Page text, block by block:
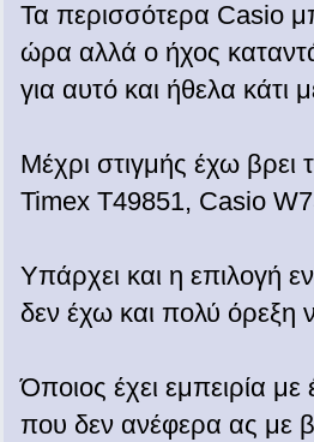
Τα περισσότερα Casio
ώρα αλλά ο ήχος
για αυτό και ήθελα κάτι
Μέχρι στιγμής έχω βρει
Timex T49851, Casio
Υπάρχει και η επιλογή
δεν έχω και πολύ όρεξη
Όποιος έχει εμπειρία
που δεν ανέφερα ας με